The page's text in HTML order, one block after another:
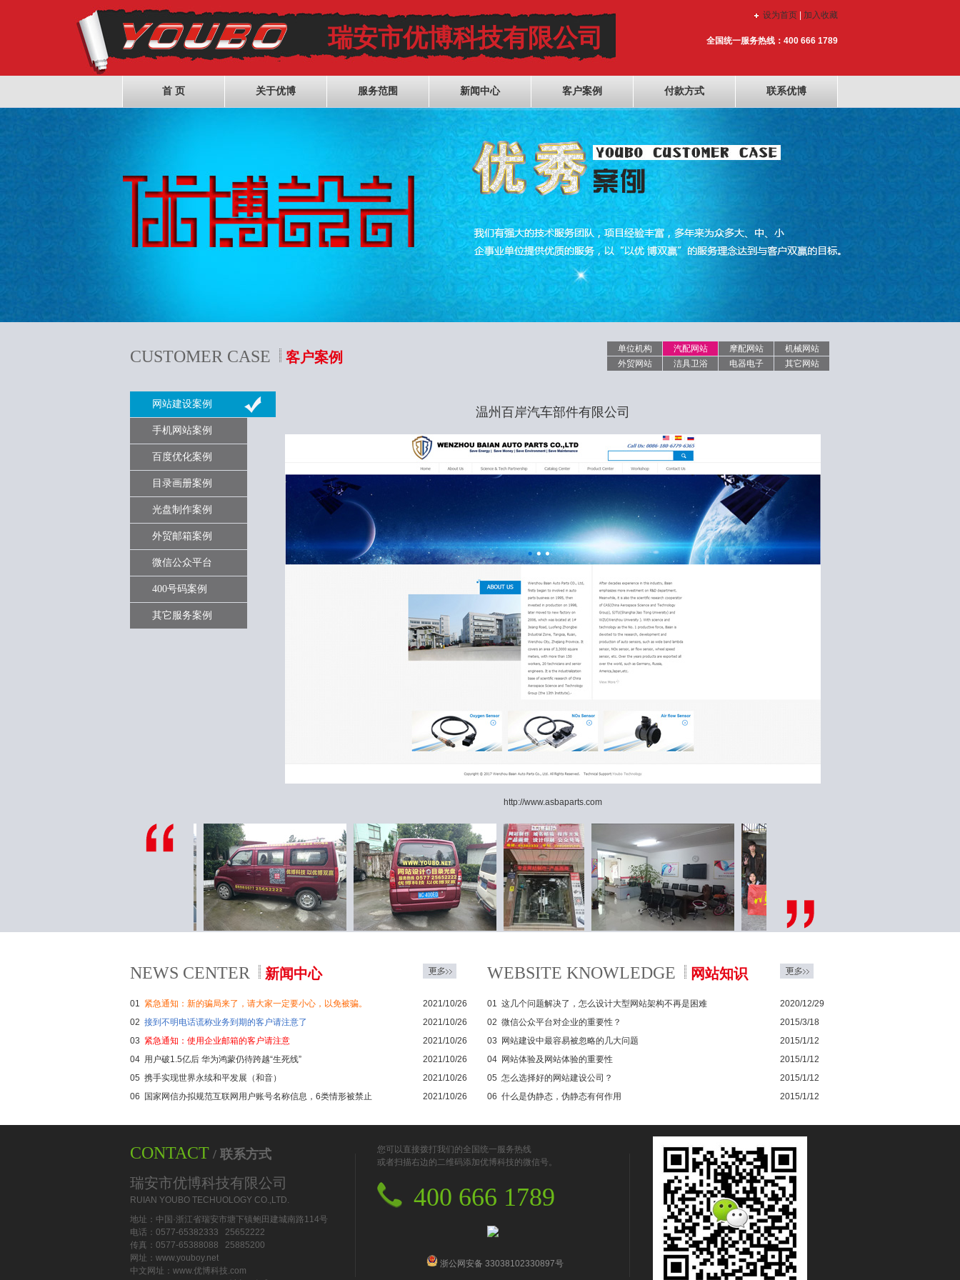
瑞安市优博科技有限公司
设为首页| 加入收藏
全国统一服务热线：400 666 1789
首 页 关于优博 服务范围 新闻中心 客户案例 付款方式 联系优博
CUSTOMER CASE 客户案例
单位机构 汽配网站 摩配网站
机械网站
外贸网站
洁具卫浴 电器电子 其它网站
网站建设案例
手机网站案例
百度优化案例
目录画册案例
光盘制作案例
外贸邮箱案例
微信公众平台
400号码案例
其它服务案例
温州百岸汽车部件有限公司
http://www.asbaparts.com
NEWS CENTER 新闻中心 WEBSITE KNOWLEDGE 网站知识
01 紧急通知：新的骗局来了，请大家一定要小心，以免被骗。
2021/10/26
02 接到不明电话谎称业务到期的客户请注意了
2021/10/26
03 紧急通知：使用企业邮箱的客户请注意
2021/10/26
04 用户破1.5亿后 华为鸿蒙仍待跨越“生死线”
2021/10/26
05 携手实现世界永续和平发展（和音）
2021/10/26
06
国家网信办拟规范互联网用户账号名称信息，6类情形被禁止 2021/10/26
01 这几个问题解决了，怎么设计大型网站架构不再是困难
2020/12/29
02 微信公众平台对企业的重要性？
2015/3/18
03
网站建设中最容易被忽略的几大问题
2015/1/12
04 网站体验及网站体验的重要性
2015/1/12
05 怎么选择好的网站建设公司？
2015/1/12
06 什么是伪静态，伪静态有何作用 2015/1/12
CONTACT / 联系方式
瑞安市优博科技有限公司
RUIAN YOUBO TECHUOLOGY CO.,LTD.
地址：中国·浙江省瑞安市塘下镇鲍田建城南路114号
电话：0577-65382333 25652222
传真：0577-65388088 25885200
网址：www.youboy.net
中文网址：www.优博科技.com
您可以直接拨打我们的全国统一服务热线
或者扫描右边的二维码添加优博科技的微信号。
400 666 1789
浙公网安备 33038102330897号